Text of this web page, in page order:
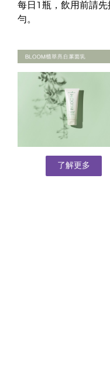
每日1瓶，飲用前請先
勻。
了解更多